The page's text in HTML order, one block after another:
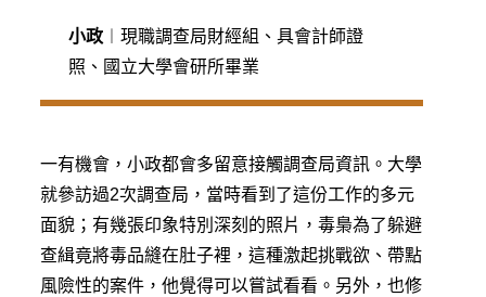
小政 ︱現職調查局財經組、具會計師證
照、國立大學會研所畢業
一有機會，小政都會多留意接觸調查局資訊。大學
就參訪過2次調查局，當時看到了這份工作的多元
面貌；有幾張印象特別深刻的照片，毒梟為了躲避
查緝竟將毒品縫在肚子裡，這種激起挑戰欲、帶點
風險性的案件，他覺得可以嘗試看看。另外，也修